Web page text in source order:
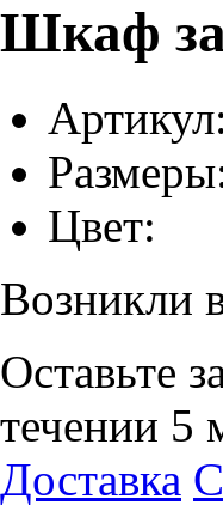
Шкаф
Артикул:
Цвет:
Возникли
Оставьте
течении 5
Доставка